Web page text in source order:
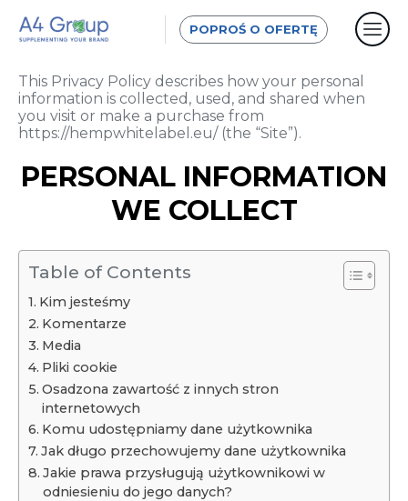
POPROŚ O OFERTĘ
This Privacy Policy describes how your personal
information is collected, used, and shared when
you visit or make a purchase from
https://hempwhitelabel.eu/ (the “Site”).
PERSONAL INFORMATION
WE COLLECT
Table of Contents
Kim jesteśmy
Komentarze
Media
Pliki cookie
Osadzona zawartość z innych stron
internetowych
Komu udostępniamy dane użytkownika
Jak długo przechowujemy dane użytkownika
Jakie prawa przysługują użytkownikowi w
odniesieniu do jego danych?